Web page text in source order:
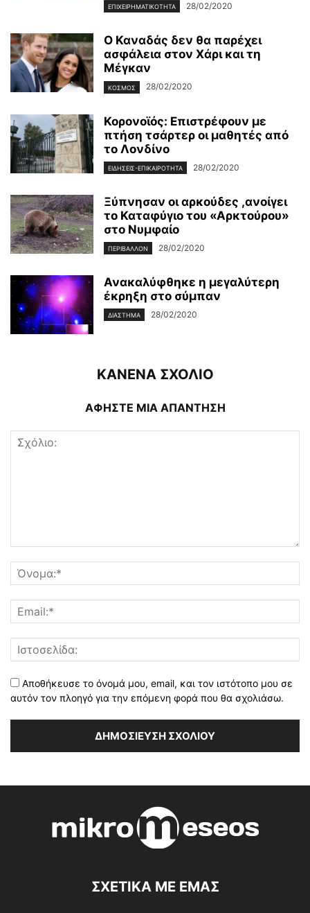
ΕΠΙΧΕΙΡΗΜΑΤΙΚΌΤΗΤΑ 28/02/2020
Ο Καναδάς δεν θα παρέχει
ασφάλεια στον Χάρι και τη
Μέγκαν
ΚΌΣΜΟΣ 28/02/2020
Κορονοϊός: Επιστρέφουν με
πτήση τσάρτερ οι μαθητές από
το Λονδίνο
ΕΙΔΉΣΕΙΣ-ΕΠΙΚΑΙΡΌΤΗΤΑ 28/02/2020
Ξύπνησαν οι αρκούδες ,ανοίγει
το Καταφύγιο του «Αρκτούρου»
στο Νυμφαίο
ΠΕΡΙΒΆΛΛΟΝ 28/02/2020
Ανακαλύφθηκε η μεγαλύτερη
έκρηξη στο σύμπαν
ΔΙΆΣΤΗΜΑ 28/02/2020
ΚΑΝΕΝΑ ΣΧΟΛΙΟ
ΑΦΗΣΤΕ ΜΙΑ ΑΠΑΝΤΗΣΗ
Αποθήκευσε το όνομά μου, email, και τον ιστότοπο μου σε
αυτόν τον πλοηγό για την επόμενη φορά που θα σχολιάσω.
ΣΧΕΤΙΚΑ ΜΕ ΕΜΑΣ